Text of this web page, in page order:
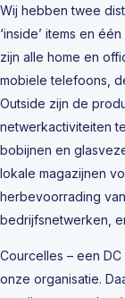
Wij hebben twee
‘inside’ items en
zijn alle home en
mobiele telefoons,
Outside zijn de
netwerkactiviteiten
bobijnen en
lokale magazijnen
herbevoorrading
bedrijfsnetwerken,
Courcelles – een
onze organisatie.